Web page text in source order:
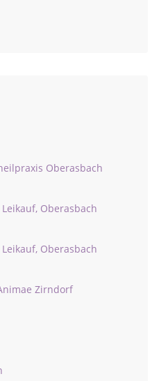
Oberasbach
Oberasbach
Oberasbach
Zirndorf